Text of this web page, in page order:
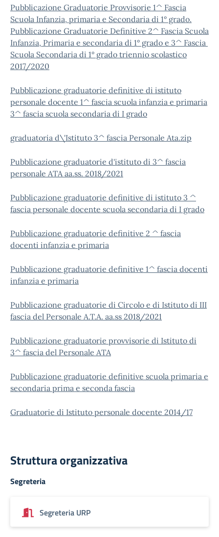
Pubblicazione Graduatorie Provvisorie 1^ Fascia
Scuola Infanzia, primaria e Secondaria di 1° grado.
Pubblicazione Graduatorie Definitive 2^ Fascia Scuola
Infanzia, Primaria e secondaria di 1° grado e 3^ Fascia
Scuola Secondaria di 1° grado triennio scolastico
2017/2020
Pubblicazione graduatorie definitive di istituto
personale docente 1^ fascia scuola infanzia e primaria
3^ fascia scuola secondaria di I grado
graduatoria d\'Istituto 3^ fascia Personale Ata.zip
Pubblicazione graduatorie d'istituto di 3^ fascia
personale ATA aa.ss. 2018/2021
Pubblicazione graduatorie definitive di istituto 3 ^
fascia personale docente scuola secondaria di I grado
Pubblicazione graduatorie definitive 2 ^ fascia
docenti infanzia e primaria
Pubblicazione graduatorie definitive 1^ fascia docenti
infanzia e primaria
Pubblicazione graduatorie di Circolo e di Istituto di III
fascia del Personale A.T.A. aa.ss 2018/2021
Pubblicazione graduatorie provvisorie di Istituto di
3^ fascia del Personale ATA
Pubblicazione graduatorie definitive scuola primaria e
secondaria prima e seconda fascia
Graduatorie di Istituto personale docente 2014/17
Struttura organizzativa
Segreteria
Segreteria URP